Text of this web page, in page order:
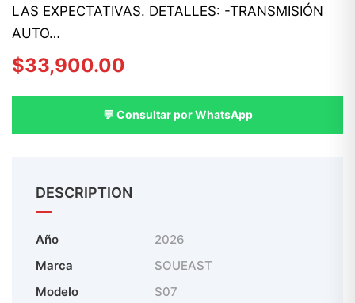
LAS EXPECTATIVAS. DETALLES: -TRANSMISIÓN
AUTO…
$33,900.00
💬 Consultar por WhatsApp
DESCRIPTION
Año
2026
Marca
SOUEAST
Modelo
S07